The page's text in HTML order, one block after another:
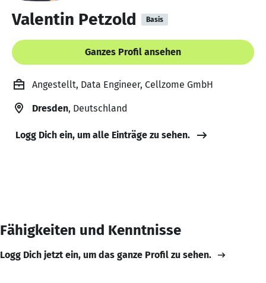
Valentin Petzold Basis
Ganzes Profil ansehen
Angestellt, Data Engineer, Cellzome GmbH
Dresden, Deutschland
Logg Dich ein, um alle Einträge zu sehen.
Fähigkeiten und Kenntnisse
Logg Dich jetzt ein, um das ganze Profil zu sehen.